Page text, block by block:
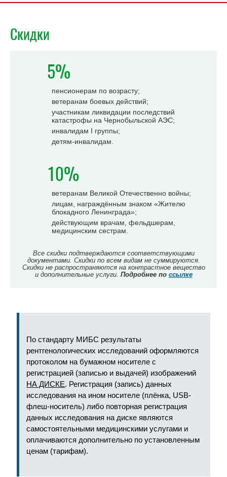
Скидки
5%
пенсионерам по возрасту;
ветеранам боевых действий;
участникам ликвидации последствий
катастрофы на Чернобыльской АЭС;
инвалидам I группы;
детям-инвалидам.
10%
ветеранам Великой Отечественно войны;
лицам, награждённым знаком «Жителю
блокадного Ленинграда»;
действующим врачам, фельдшерам,
медицинским сестрам.
Все скидки подтверждаются соответствующими
документами. Скидки по всем видам не суммируются.
Скидки не распространяются на контрастное вещество
и дополнительные услуги. Подробнее по ссылке
По стандарту МИБС результаты
рентгенологических исследований оформляются
протоколом на бумажном носителе с
регистрацией (записью и выдачей) изображений
НА ДИСКЕ. Регистрация (запись) данных
исследования на ином носителе (плёнка, USB-
флеш-носитель) либо повторная регистрация
данных исследования на диске являются
самостоятельными медицинскими услугами и
оплачиваются дополнительно по установленным
ценам (тарифам).